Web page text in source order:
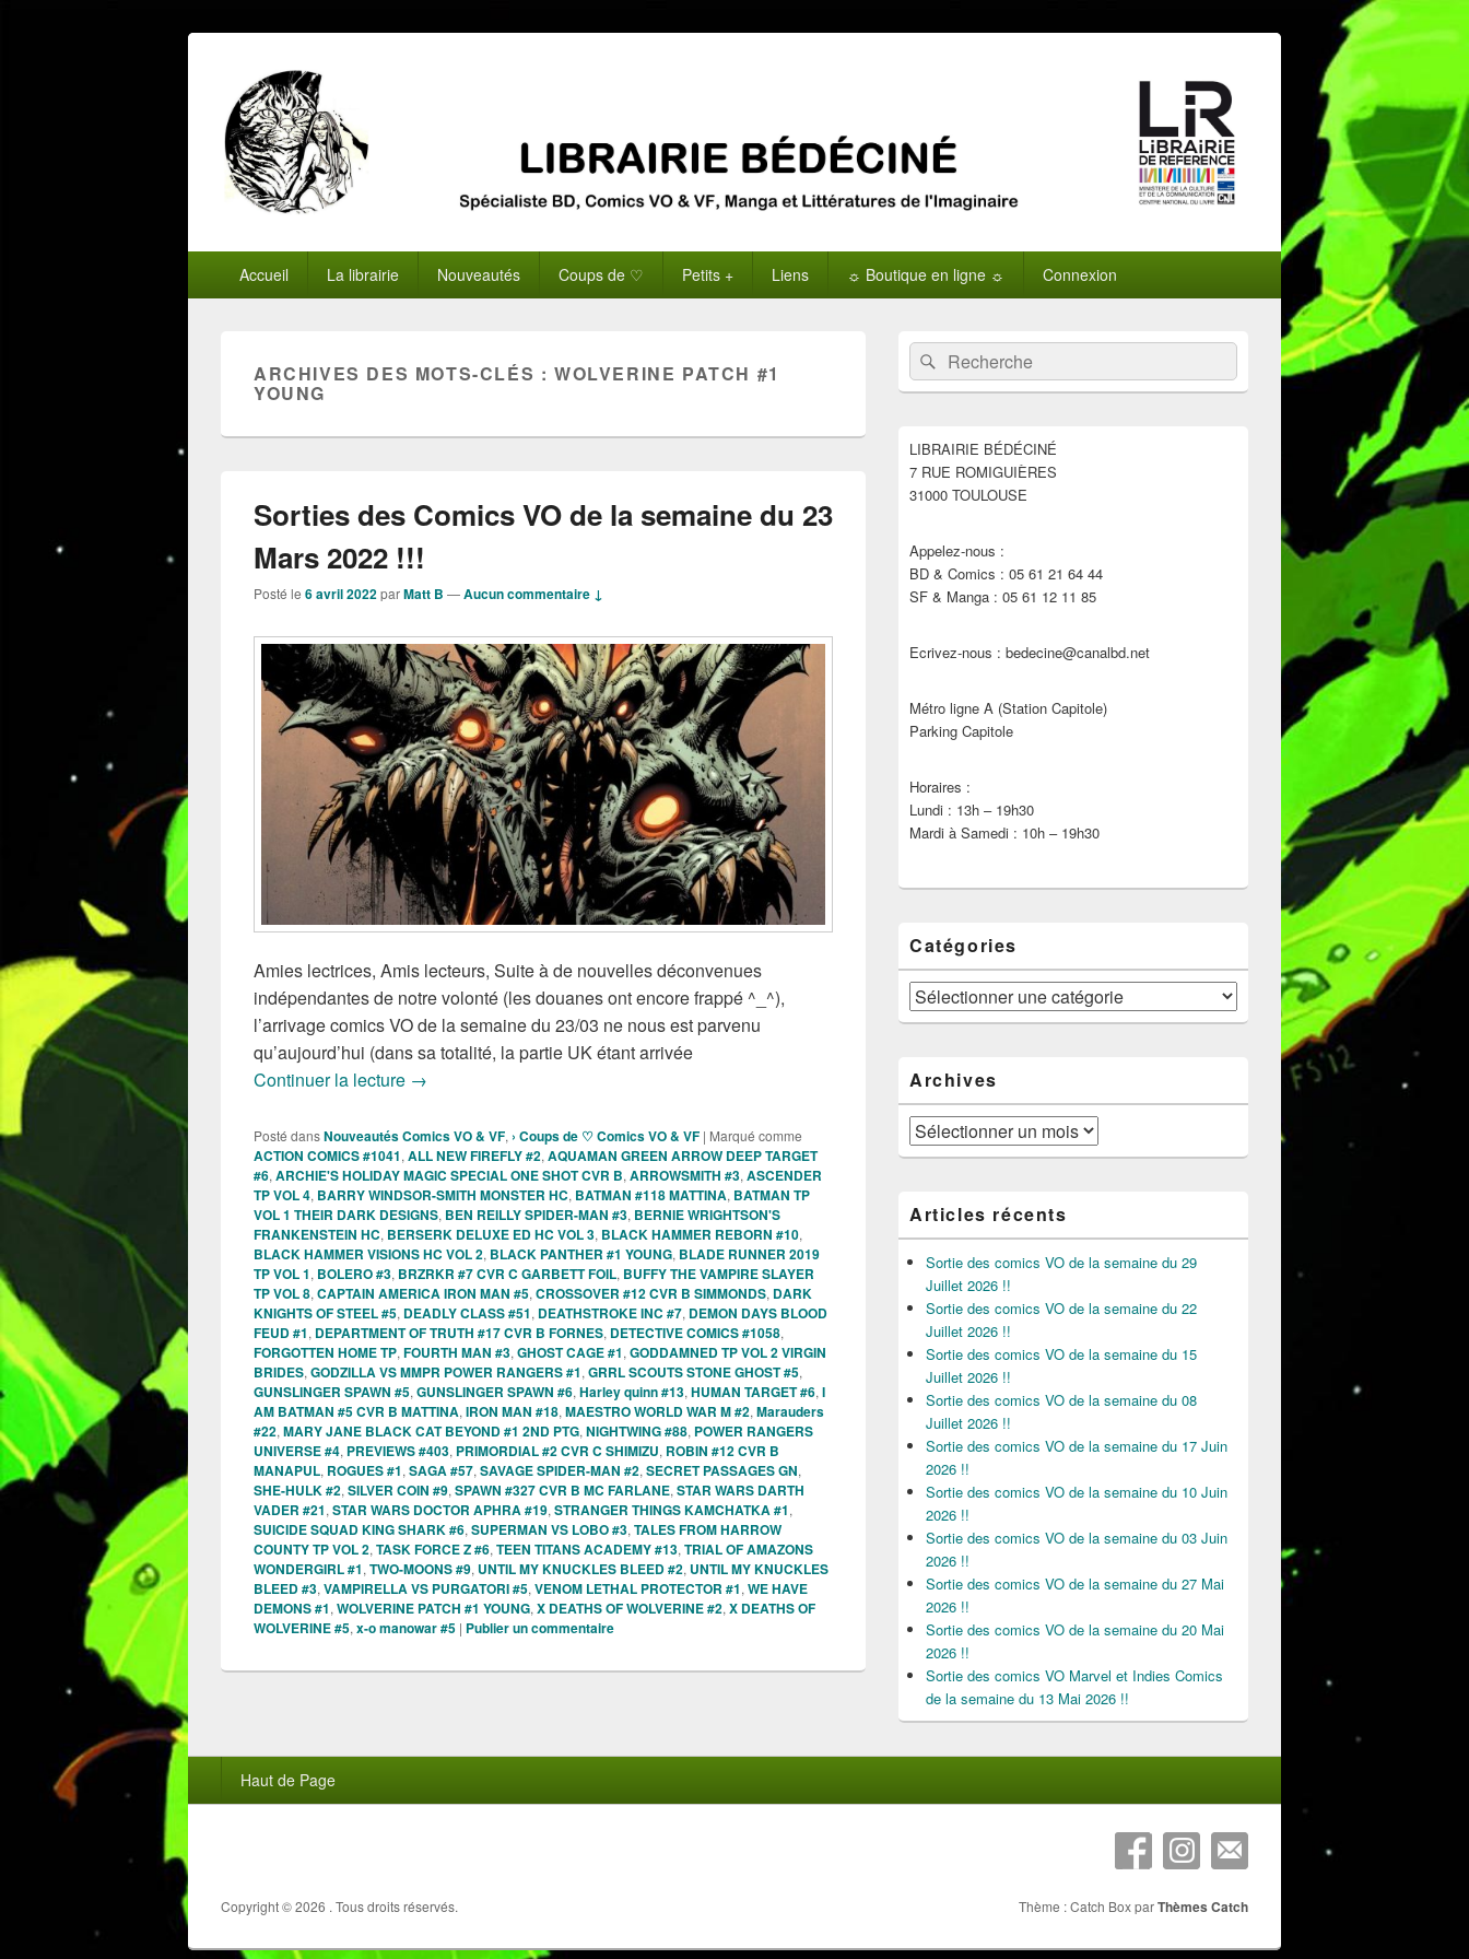
principalAccueil La librairie Nouveautés Coups de ♡ Petits + Liens ☼ Boutique en ligne ☼ Connexion
ARCHIVES DES MOTS-CLÉS :WOLVERINE PATCH #1
YOUNG
Sorties des Comics VO de la semaine du 23
Mars 2022 !!!
Posté le 6 avril 2022parMatt B —Aucun commentaire ↓
Amies lectrices, Amis lecteurs, Suite à de nouvelles déconvenues
indépendantes de notre volonté (les douanes ont encore frappé ^_^),
l’arrivage comics VO de la semaine du 23/03 ne nous est parvenu
qu’aujourd’hui (dans sa totalité, la partie UK étant arrivée
Continuer la lecture Sorties des Comics VO de la semaine du 23 Mars 2022 !!!
→
Posté dansNouveautés Comics VO & VF, › Coups de ♡ Comics VO & VF | Marqué comme
ACTION COMICS #1041, ALL NEW FIREFLY #2, AQUAMAN GREEN ARROW DEEP TARGET
#6, ARCHIE'S HOLIDAY MAGIC SPECIAL ONE SHOT CVR B, ARROWSMITH #3, ASCENDER
TP VOL 4, BARRY WINDSOR-SMITH MONSTER HC, BATMAN #118 MATTINA, BATMAN TP
VOL 1 THEIR DARK DESIGNS, BEN REILLY SPIDER-MAN #3, BERNIE WRIGHTSON'S
FRANKENSTEIN HC, BERSERK DELUXE ED HC VOL 3, BLACK HAMMER REBORN #10,
BLACK HAMMER VISIONS HC VOL 2, BLACK PANTHER #1 YOUNG, BLADE RUNNER 2019
TP VOL 1, BOLERO #3, BRZRKR #7 CVR C GARBETT FOIL, BUFFY THE VAMPIRE SLAYER
TP VOL 8, CAPTAIN AMERICA IRON MAN #5, CROSSOVER #12 CVR B SIMMONDS, DARK
KNIGHTS OF STEEL #5, DEADLY CLASS #51, DEATHSTROKE INC #7, DEMON DAYS BLOOD
FEUD #1, DEPARTMENT OF TRUTH #17 CVR B FORNES, DETECTIVE COMICS #1058,
FORGOTTEN HOME TP, FOURTH MAN #3, GHOST CAGE #1, GODDAMNED TP VOL 2 VIRGIN
BRIDES, GODZILLA VS MMPR POWER RANGERS #1, GRRL SCOUTS STONE GHOST #5,
GUNSLINGER SPAWN #5, GUNSLINGER SPAWN #6, Harley quinn #13, HUMAN TARGET #6, I
AM BATMAN #5 CVR B MATTINA, IRON MAN #18, MAESTRO WORLD WAR M #2, Marauders
#22, MARY JANE BLACK CAT BEYOND #1 2ND PTG, NIGHTWING #88, POWER RANGERS
UNIVERSE #4, PREVIEWS #403, PRIMORDIAL #2 CVR C SHIMIZU, ROBIN #12 CVR B
MANAPUL, ROGUES #1, SAGA #57, SAVAGE SPIDER-MAN #2, SECRET PASSAGES GN,
SHE-HULK #2, SILVER COIN #9, SPAWN #327 CVR B MC FARLANE, STAR WARS DARTH
VADER #21, STAR WARS DOCTOR APHRA #19, STRANGER THINGS KAMCHATKA #1,
SUICIDE SQUAD KING SHARK #6, SUPERMAN VS LOBO #3, TALES FROM HARROW
COUNTY TP VOL 2, TASK FORCE Z #6, TEEN TITANS ACADEMY #13, TRIAL OF AMAZONS
WONDERGIRL #1, TWO-MOONS #9, UNTIL MY KNUCKLES BLEED #2, UNTIL MY KNUCKLES
BLEED #3, VAMPIRELLA VS PURGATORI #5, VENOM LETHAL PROTECTOR #1, WE HAVE
DEMONS #1, WOLVERINE PATCH #1 YOUNG, X DEATHS OF WOLVERINE #2, X DEATHS OF
WOLVERINE #5, x-o manowar #5 | Publier un commentaire
Zone
principale
de
widget
barre
latérale
Recherche :Rechercher
LIBRAIRIE BÉDÉCINÉ
7 RUE ROMIGUIÈRES
31000 TOULOUSE
Appelez-nous :
BD & Comics : 05 61 21 64 44
SF & Manga : 05 61 12 11 85
Ecrivez-nous : bedecine@canalbd.net
Métro ligne A (Station Capitole)
Parking Capitole
Horaires :
Lundi : 13h – 19h30
Mardi à Samedi : 10h – 19h30
Catégories
Catégories
Archives
Archives
Articles récents
Sortie des comics VO de la semaine du 29
Juillet 2026 !!
Sortie des comics VO de la semaine du 22
Juillet 2026 !!
Sortie des comics VO de la semaine du 15
Juillet 2026 !!
Sortie des comics VO de la semaine du 08
Juillet 2026 !!
Sortie des comics VO de la semaine du 17 Juin
2026 !!
Sortie des comics VO de la semaine du 10 Juin
2026 !!
Sortie des comics VO de la semaine du 03 Juin
2026 !!
Sortie des comics VO de la semaine du 27 Mai
2026 !!
Sortie des comics VO de la semaine du 20 Mai
2026 !!
Sortie des comics VO Marvel et Indies Comics
de la semaine du 13 Mai 2026 !!
page
Haut de Page
Copyright © 2026 . Tous droits réservés. Thème : Catch Box parThèmes Catch